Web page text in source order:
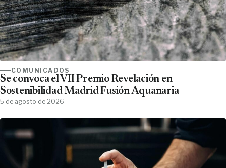
COMUNICADOS
Se convoca el VII Premio Revelación en
Sostenibilidad Madrid Fusión Aquanaria
5 de agosto de 2026